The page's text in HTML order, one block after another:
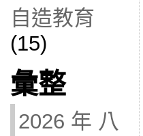
自造教育
(15)
彙整
2026 年 八